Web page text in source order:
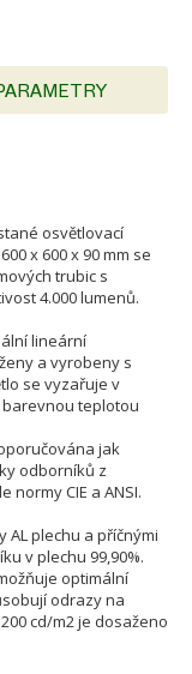
osvětlovací
x 600 x 90 mm se
trubic s
4.000 lumenů.
lineární
a vyrobeny s
se vyzařuje v
teplotou
jak
odborníků z
normy CIE a ANSI.
AL plechu a příčnými
v plechu 99,90%.
optimální
odrazy na
cd/m2 je dosaženo